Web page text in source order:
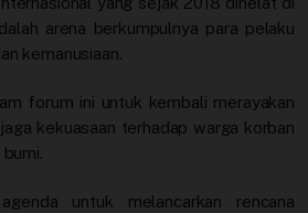
arena berkumpulnya para pelaku
kemanusiaan.
forum ini untuk kembali merayakan
kekuasaan terhadap warga korban
untuk melancarkan rencana